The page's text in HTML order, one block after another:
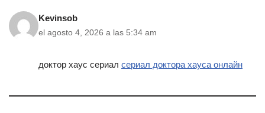
Kevinsob
el agosto 4, 2026 a las 5:34 am
доктор хаус сериал сериал доктора хауса онлайн